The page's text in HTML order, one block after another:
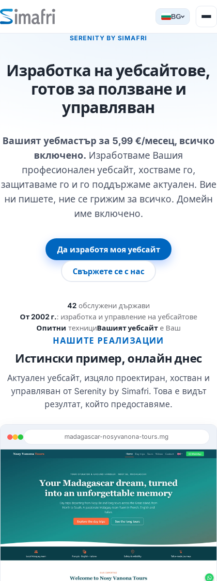
BG
SERENITY BY SIMAFRI
Изработка на уебсайтове,
готов за ползване и
управляван
Вашият уебмастър за 5,99 €/месец, всичко
включено. Изработваме Вашия
професионален уебсайт, хостваме го,
защитаваме го и го поддържаме актуален. Вие
ни пишете, ние се грижим за всичко. Домейн
име включено.
Да изработя моя уебсайт
Свържете се с нас
42 обслужени държави
От 2002 г.: изработка и управление на уебсайтове
Опитни технициВашият уебсайт е Ваш
НАШИТЕ РЕАЛИЗАЦИИ
Истински пример, онлайн днес
Актуален уебсайт, изцяло проектиран, хостван и
управляван от Serenity by Simafri. Това е видът
резултат, който предоставяме.
madagascar-nosyvanona-tours.mg